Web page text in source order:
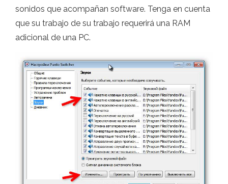
sonidos que acompañan software. Tenga en cuenta
que su trabajo de su trabajo requerirá una RAM
adicional de una PC.